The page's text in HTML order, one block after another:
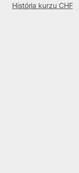
História kurzu CHF